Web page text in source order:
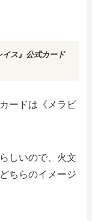
ス』公式カード
ードは《メラビ
しいので、火文
ちらのイメージ